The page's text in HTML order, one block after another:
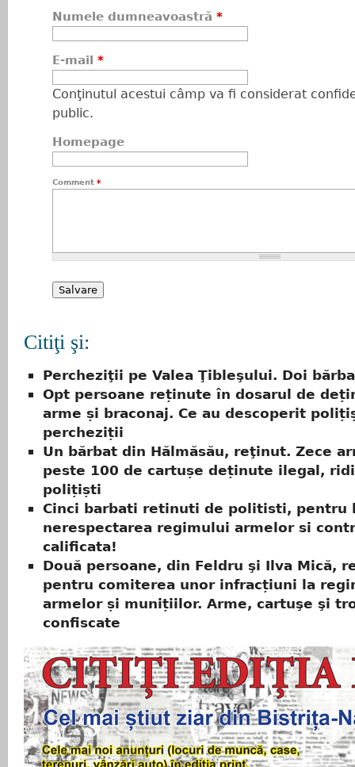
Numele dumneavoastră *
E-mail *
Conţinutul acestui câmp va fi considerat
public.
Homepage
Comment *
Citiţi şi:
Percheziţii pe Valea Ţibleşului. Doi
Opt persoane reținute în dosarul de
arme și braconaj. Ce au descoperit
percheziții
Un bărbat din Hălmăsău, reţinut. Zece
peste 100 de cartușe deținute ilegal,
polițiști
Cinci barbati retinuti de politisti, pentru
nerespectarea regimului armelor si
calificata!
Două persoane, din Feldru şi Ilva Mică,
pentru comiterea unor infracțiuni la
armelor și munițiilor. Arme, cartuşe şi
confiscate